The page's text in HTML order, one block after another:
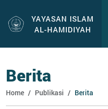
YAYASAN ISLAM
AL-HAMIDIYAH
Berita
Home Publikasi Berita